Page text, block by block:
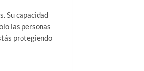
Su capacidad
las personas
protegiendo